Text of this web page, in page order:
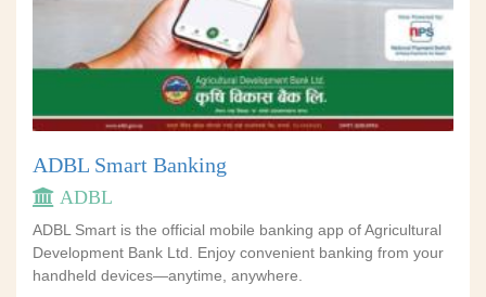
ADBL Smart Banking
ADBL
ADBL Smart is the official mobile banking app of Agricultural
Development Bank Ltd. Enjoy convenient banking from your
handheld devices—anytime, anywhere.